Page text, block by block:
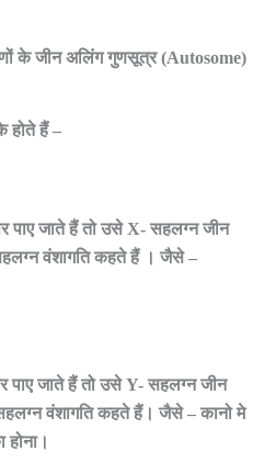
के जीन अलिंग गुणसूत्र (Autosome)
होते हैं –
जाते हैं तो उसे X- सहलग्न जीन
वंशागति कहते हैं । जैसे –
जाते हैं तो उसे Y- सहलग्न जीन
वंशागति कहते हैं। जैसे – कानो मे
होना।